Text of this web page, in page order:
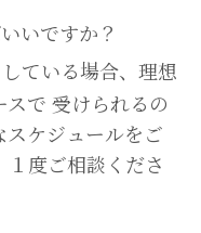
いですか？
ている場合、理想
で 受けられるの
ケジュールをご
度ご相談くださ